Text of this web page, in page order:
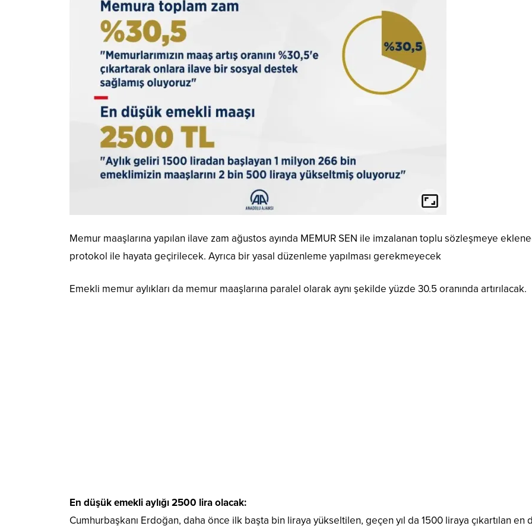
Memur maaşlarına yapılan ilave zam ağustos ayında MEMUR SEN ile imzalanan toplu sözleşmeye
protokol ile hayata geçirilecek. Ayrıca bir yasal düzenleme yapılması gerekmeyecek
Emekli memur aylıkları da memur maaşlarına paralel olarak aynı şekilde yüzde 30.5 oranında artırılacak.
En düşük emekli aylığı 2500 lira olacak:
Cumhurbaşkanı Erdoğan, daha önce ilk başta bin liraya yükseltilen, geçen yıl da 1500 liraya çıkartılan en